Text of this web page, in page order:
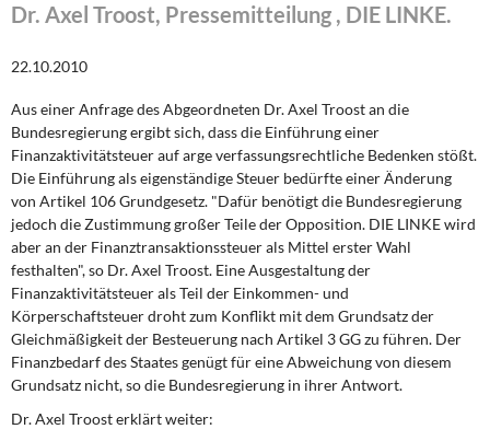
Öffentliche Infrastruktur und Daseinsvorsorge
DIE LINKE
Weitere Themen
Memo-Gruppe
Institut Solidarische Moderne
Rosa-Luxemburg-Stiftung
Über mich
Dr. Axel Troost, Pressemitteilung , DIE LINKE.
22.10.2010
Aus einer Anfrage des Abgeordneten Dr. Axel Troost an die
Bundesregierung ergibt sich, dass die Einführung einer
Finanzaktivitätsteuer auf arge verfassungsrechtliche Bedenken stößt.
Die Einführung als eigenständige Steuer bedürfte einer Änderung
von Artikel 106 Grundgesetz. "Dafür benötigt die Bundesregierung
jedoch die Zustimmung großer Teile der Opposition. DIE LINKE wird
aber an der Finanztransaktionssteuer als Mittel erster Wahl
festhalten", so Dr. Axel Troost. Eine Ausgestaltung der
Finanzaktivitätsteuer als Teil der Einkommen- und
Körperschaftsteuer droht zum Konflikt mit dem Grundsatz der
Gleichmäßigkeit der Besteuerung nach Artikel 3 GG zu führen. Der
Finanzbedarf des Staates genügt für eine Abweichung von diesem
Grundsatz nicht, so die Bundesregierung in ihrer Antwort.
Dr. Axel Troost erklärt weiter: